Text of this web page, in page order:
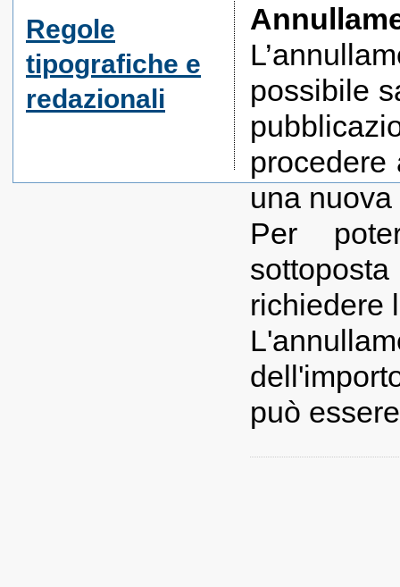
Regole
tipografiche e
redazionali
possibile
procedere
una
Per
richiedere
può